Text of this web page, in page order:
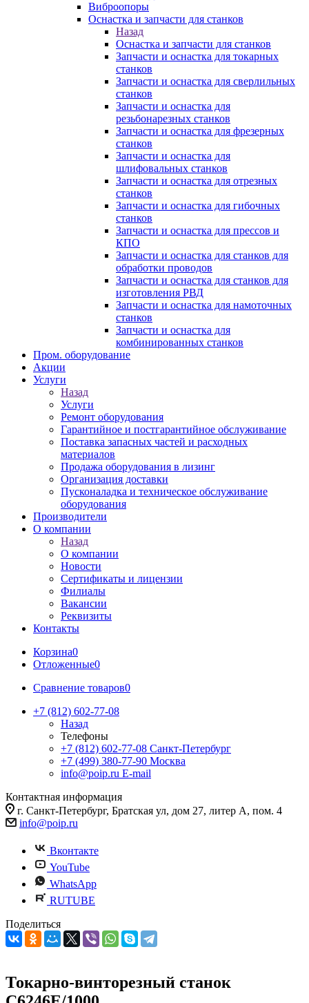
Виброопоры
Оснастка и запчасти для станков
Назад
Оснастка и запчасти для станков
Запчасти и оснастка для токарных
станков
Запчасти и оснастка для сверлильных
станков
Запчасти и оснастка для
резьбонарезных станков
Запчасти и оснастка для фрезерных
станков
Запчасти и оснастка для
шлифовальных станков
Запчасти и оснастка для отрезных
станков
Запчасти и оснастка для гибочных
станков
Запчасти и оснастка для прессов и
КПО
Запчасти и оснастка для станков для
обработки проводов
Запчасти и оснастка для станков для
изготовления РВД
Запчасти и оснастка для намоточных
станков
Запчасти и оснастка для
комбинированных станков
Пром. оборудование
Акции
Услуги
Назад
Услуги
Ремонт оборудования
Гарантийное и постгарантийное обслуживание
Поставка запасных частей и расходных
материалов
Продажа оборудования в лизинг
Организация доставки
Пусконаладка и техническое обслуживание
оборудования
Производители
О компании
Назад
О компании
Новости
Сертификаты и лицензии
Филиалы
Вакансии
Реквизиты
Контакты
Корзина0
Отложенные0
Сравнение товаров0
+7 (812) 602-77-08
Назад
Телефоны
+7 (812) 602-77-08 Санкт-Петербург
+7 (499) 380-77-90 Москва
info@poip.ru E-mail
Контактная информация
г. Санкт-Петербург, Братская ул, дом 27, литер А, пом. 4
info@poip.ru
Вконтакте
YouTube
WhatsApp
RUTUBE
Поделиться
Токарно-винторезный станок